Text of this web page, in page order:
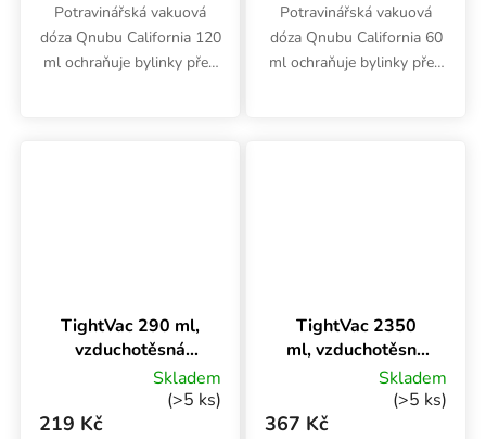
Potravinářská vakuová
dóza Qnubu California 120
ml ochraňuje bylinky před
Potravinářská vakuová
dóza Qnubu California 60
ml ochraňuje bylinky před
TightVac 290 ml,
vzduchotěsná
dóza neprůhledná
Skladem
(>5 ks)
219 Kč
TightVac 2350
ml, vzduchotěsná
dóza průhledná
Skladem
(>5 ks)
367 Kč